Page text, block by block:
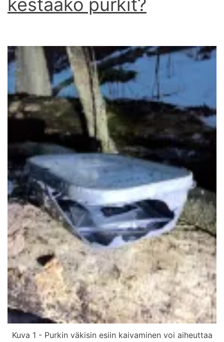
kestääkö purkit?
Kuva 1 - Purkin väkisin esiin kaivaminen voi aiheuttaa